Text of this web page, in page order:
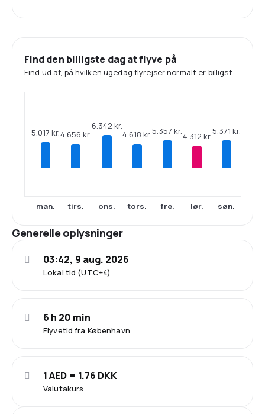
Find den billigste dag at flyve på
Find ud af, på hvilken ugedag flyrejser normalt er billigst.
5.017 kr.
man.
4.656 kr.
tirs.
6.342 kr.
ons.
4.618 kr.
tors.
5.357 kr.
fre.
4.312 kr.
lør.
5.371 kr.
søn.
Generelle oplysninger
Lokal tid (UTC+4)
03:42, 9 aug. 2026
Flyvetid fra København
6 h 20 min
Valutakurs
1 AED = 1.76 DKK